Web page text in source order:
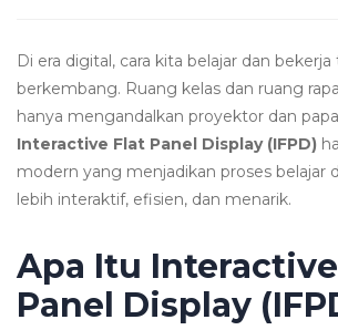
Di era digital, cara kita belajar dan bekerja
berkembang. Ruang kelas dan ruang
hanya mengandalkan proyektor dan
Interactive Flat Panel Display (IFPD)
modern yang menjadikan proses belajar
lebih interaktif, efisien, dan menarik.
Apa Itu
Panel Display